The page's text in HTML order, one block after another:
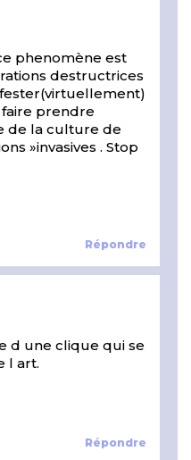
Répondre
phenomène est
destructrices
prendre
de la culture de
»invasives . Stop
Répondre
d une clique qui se
l art.